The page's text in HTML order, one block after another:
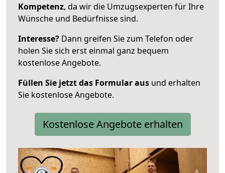
Kompetenz, da wir die Umzugsexperten für Ihre
Wünsche und Bedürfnisse sind.
Interesse? Dann greifen Sie zum Telefon oder
holen Sie sich erst einmal ganz bequem
kostenlose Angebote.
Füllen Sie jetzt das Formular aus und erhalten
Sie kostenlose Angebote.
Kostenlose Angebote erhalten